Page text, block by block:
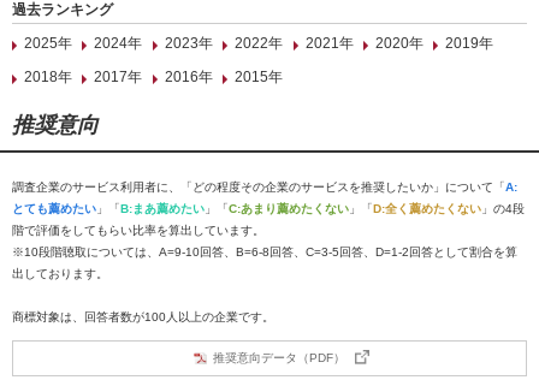
過去ランキング
2025年
2024年 2023年 2022年 2021年 2020年
2019年
2018年
2017年 2016年 2015年
推奨意向
調査企業のサービス利用者に、「どの程度その企業のサービスを推奨したいか」について「A:
とても薦めたい 」「B:まあ薦めたい 」「C:あまり薦めたくない 」「D:全く薦めたくない 」の4段
階で評価をしてもらい比率を算出しています。
※10段階聴取については、A=9-10回答、B=6-8回答、C=3-5回答、D=1-2回答として割合を算
出しております。
商標対象は、回答者数が100人以上の企業です。
推奨意向データ（PDF）